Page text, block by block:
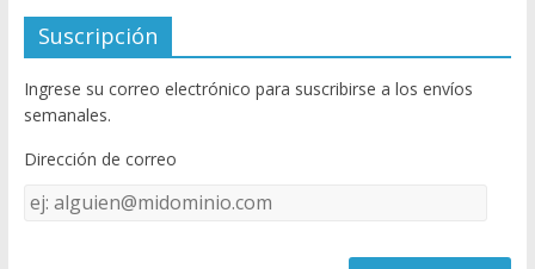
e
b
o
o
k
itt
er
u
T
u
e
C
Suscripción
Ingrese su correo electrónico para suscribirse a los envíos
semanales.
Dirección de correo
Dirección